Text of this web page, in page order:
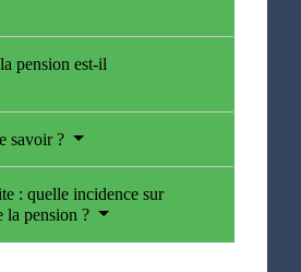
pension est-il
savoir ?
: quelle incidence sur
la pension ?